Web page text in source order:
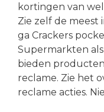
kortingen van
Zie zelf de meest
ga Crackers
Supermarkten
bieden
reclame. Zie het
reclame acties.